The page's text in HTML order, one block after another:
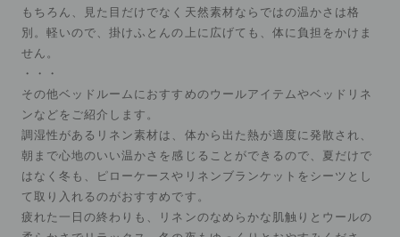
もちろん、見た目だけでなく天然素材ならではの温かさは格
別。軽いので、掛けふとんの上に広げても、体に負担をかけま
せん。
・・・
その他ベッドルームにおすすめのウールアイテムやベッドリネ
ンなどをご紹介します。
調湿性があるリネン素材は、体から出た熱が適度に発散され、
朝まで心地のいい温かさを感じることができるので、夏だけで
はなく冬も、ピローケースやリネンブランケットをシーツとし
て取り入れるのがおすすめです。
疲れた一日の終わりも、リネンのなめらかな肌触りとウールの